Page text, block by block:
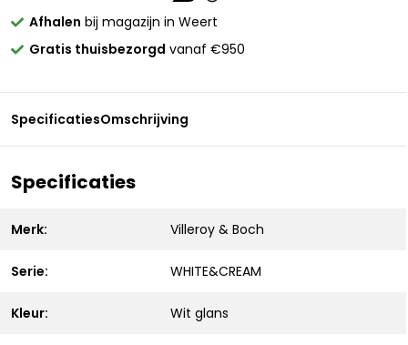
Afhalen bij magazijn in Weert
Gratis thuisbezorgd vanaf €950
SpecificatiesOmschrijving
Specificaties
Merk: Villeroy & Boch
Serie: WHITE&CREAM
Kleur: Wit glans